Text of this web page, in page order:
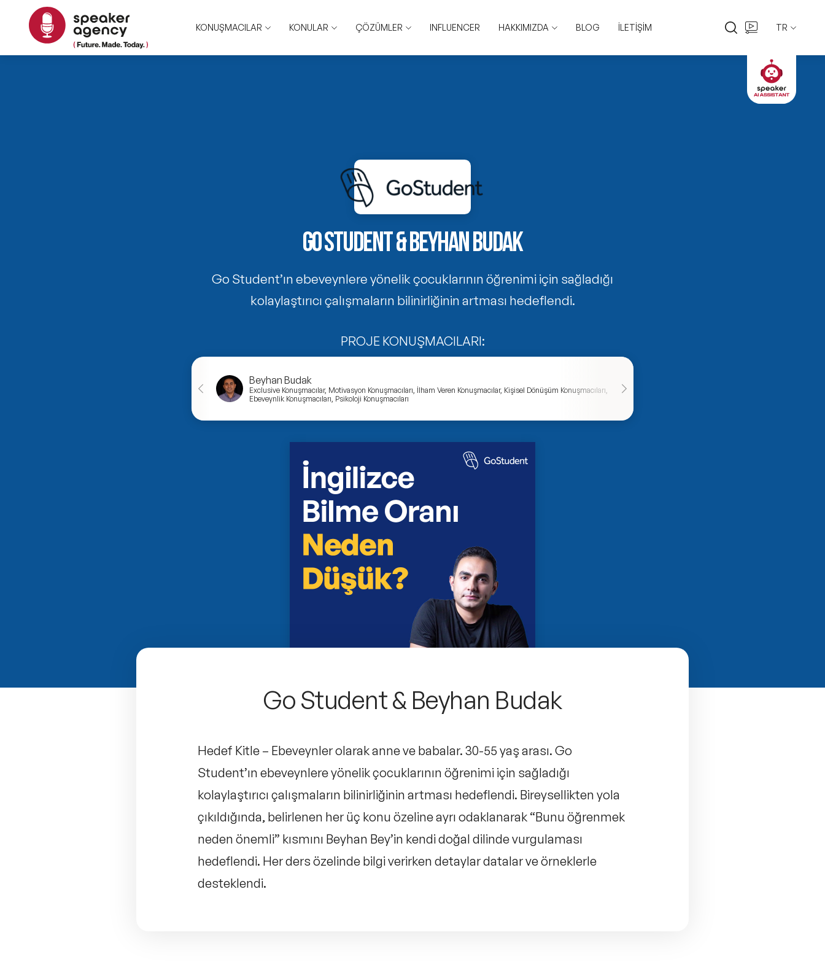
KONUŞMACILAR KONULAR ÇÖZÜMLER INFLUENCER HAKKIMIZDA BLOG İLETİŞİM TR
EN
TR
GO STUDENT & BEYHAN BUDAK
Go Student’ın ebeveynlere yönelik çocuklarının öğrenimi için sağladığı
kolaylaştırıcı çalışmaların bilinirliğinin artması hedeflendi.
PROJE KONUŞMACILARI:
Beyhan Budak
Exclusive Konuşmacılar, Motivasyon Konuşmacıları, İlham Veren Konuşmacılar, Kişisel Dönüşüm Konuşmacıları,
Ebeveynlik Konuşmacıları, Psikoloji Konuşmacıları
Go Student & Beyhan Budak
Hedef Kitle – Ebeveynler olarak anne ve babalar. 30-55 yaş arası. Go
Student’ın ebeveynlere yönelik çocuklarının öğrenimi için sağladığı
kolaylaştırıcı çalışmaların bilinirliğinin artması hedeflendi. Bireysellikten yola
çıkıldığında, belirlenen her üç konu özeline ayrı odaklanarak “Bunu öğrenmek
neden önemli” kısmını Beyhan Bey’in kendi doğal dilinde vurgulaması
hedeflendi. Her ders özelinde bilgi verirken detaylar datalar ve örneklerle
desteklendi.